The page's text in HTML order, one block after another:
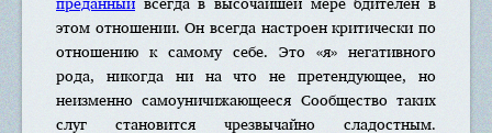
этом отношении. Он всегда настроен критически по
отношению к самому себе. Это «я» негативного
рода, никогда ни на что не претендующее, но
неизменно самоуничижающееся Сообщество таких
слуг становится чрезвычайно сладостным.